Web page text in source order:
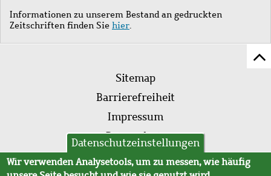
Informationen zu unserem Bestand an gedruckten
Zeitschriften finden Sie hier.
Fußleistenmenü
Sitemap
Barrierefreiheit
Impressum
Datenschutz
AVB
Datenschutzeinstellungen
Wir verwenden Analysetools, um zu messen, wie häufig